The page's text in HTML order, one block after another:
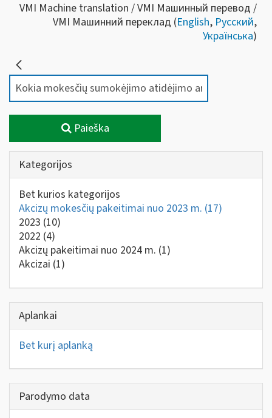
VMI Machine translation / VMI Машинный перевод /
VMI Машинний переклад (English, Русский,
Українська)
Paieška
Kategorijos
Bet kurios kategorijos
Akcizų mokesčių pakeitimai nuo 2023 m. (17)
2023 (10)
2022 (4)
Akcizų pakeitimai nuo 2024 m. (1)
Akcizai (1)
Aplankai
Bet kurį aplanką
Parodymo data